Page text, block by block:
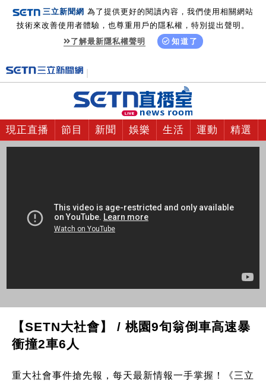
三立新聞網 為了提供更好的閱讀內容，我們使用相關網站
技術來改善使用者體驗，也尊重用戶的隱私權，特別提出聲明。
了解最新隱私權聲明
知道了
現正直播 節目 新聞 娛樂 生活 運動 精選
【SETN大社會】 / 桃園9旬翁倒車高速暴
衝撞2車6人
重大社會事件搶先報，每天最新情報一手掌握！《三立